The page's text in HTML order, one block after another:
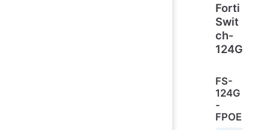
Forti
Swit
ch-
124G
FS-
124G
-
FPOE